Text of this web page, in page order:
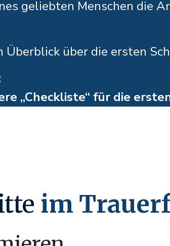
geliebten Menschen die
Überblick über die ersten
„Checkliste“ für die
im